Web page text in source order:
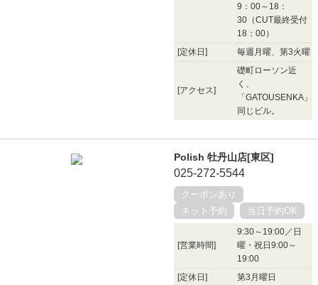
9：00～18：
30（CUT最終受付
18：00）
[定休日]
毎週月曜、第3火曜
[アクセス]
礎町ローソン近
く、
「GATOUSENKA」
同じビル。
Polish 牡丹山店[東区]
025-272-5544
クーポンあり
ネット予約
当日予約OK
[営業時間]
9:30～19:00／日
曜・祝日9:00～
19:00
[定休日]
第3月曜日